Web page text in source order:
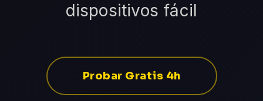
dispositivos fácil
Probar Gratis 4h